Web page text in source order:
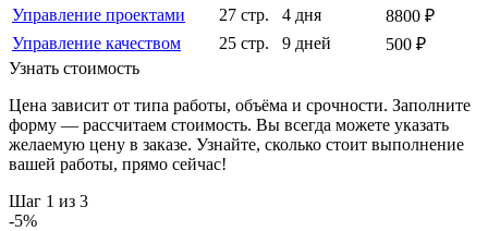
Управление проектами
27 стр. 4 дня
8800 ₽
Управление качеством
25 стр. 9 дней
500 ₽
Узнать стоимость
Цена зависит от типа работы, объёма и срочности. Заполните
форму — рассчитаем стоимость. Вы всегда можете указать
желаемую цену в заказе. Узнайте, сколько стоит выполнение
вашей работы, прямо сейчас!
Шаг 1 из 3
-5%